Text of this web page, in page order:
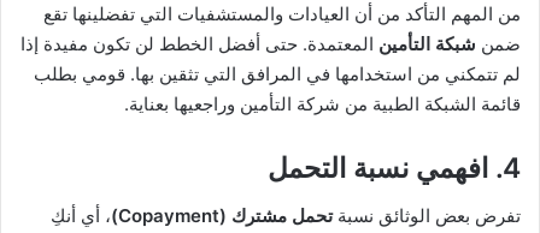
من المهم التأكد من أن العيادات والمستشفيات التي تفضلينها تقع
ضمن شبكة التأمين المعتمدة. حتى أفضل الخطط لن تكون مفيدة إذا
لم تتمكني من استخدامها في المرافق التي تثقين بها. قومي بطلب
قائمة الشبكة الطبية من شركة التأمين وراجعيها بعناية.
4. افهمي نسبة التحمل
تفرض بعض الوثائق نسبةتحمل مشترك (Copayment)
، أي أنكِ